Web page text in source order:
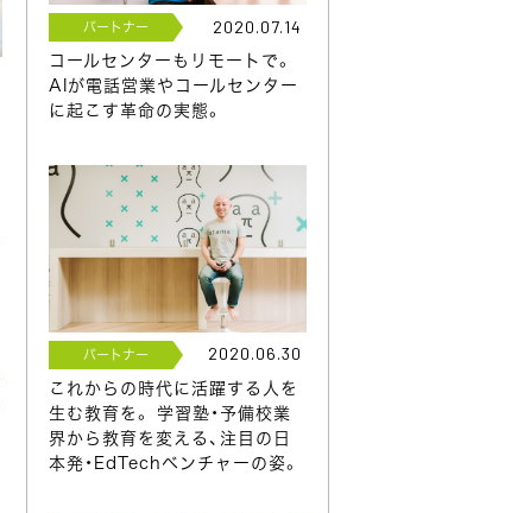
パートナー 2020.07.14
コールセンターもリモートで。
AIが電話営業やコールセンター
に起こす革命の実態。
パートナー 2020.06.30
これからの時代に活躍する人を
生む教育を。 学習塾・予備校業
界から教育を変える、注目の日
本発・EdTechベンチャーの姿。